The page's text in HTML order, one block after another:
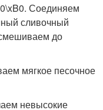
Соединяем
сливочный
до
мягкое песочное
невысокие